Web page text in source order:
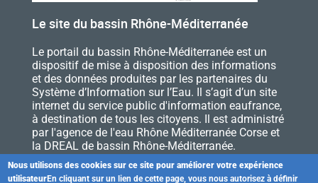
Le site du bassin Rhône-Méditerranée
Le portail du bassin Rhône-Méditerranée est un
dispositif de mise à disposition des informations
et des données produites par les partenaires du
Système d’Information sur l’Eau. Il s’agit d’un site
internet du service public d'information eaufrance,
à destination de tous les citoyens. Il est administré
par l'agence de l'eau Rhône Méditerranée Corse et
la DREAL de bassin Rhône-Méditerranée.
Nous utilisons des cookies sur ce site pour améliorer votre expérience
utilisateurEn cliquant sur un lien de cette page, vous nous autorisez à définir